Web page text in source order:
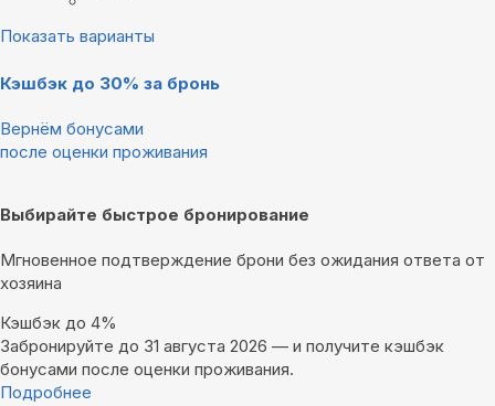
Показать варианты
Кэшбэк до 30% за бронь
Вернём бонусами
после оценки проживания
Выбирайте быстрое бронирование
Мгновенное подтверждение брони без ожидания ответа от
хозяина
Кэшбэк до 4%
Забронируйте до 31 августа 2026 — и получите кэшбэк
бонусами после оценки проживания.
Подробнее